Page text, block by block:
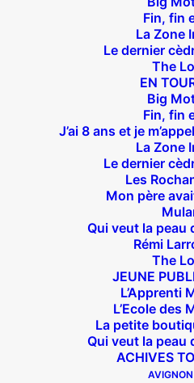
Fin, fin
La Zone
Le dernier
The
EN
Big
Fin, fin
J’ai 8 ans et je
La Zone
Le dernier
Les
Mon père
Qui veut la peau
Rémi
The
JEUNE
L’Apprenti
L’Ecole des
La petite
Qui veut la peau
ACHIVES
Suivez
Théâtre des
14 bis rue Sainte Isaure
Joffrin / Simplon –
À